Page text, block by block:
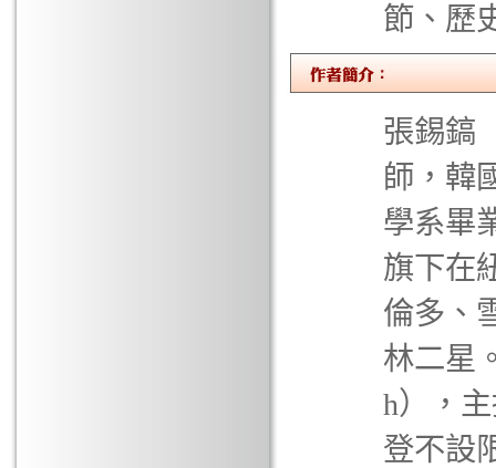
節、歷
張錫鎬
師，韓
學系畢
旗下在
倫多、
林二星
h），
登不設